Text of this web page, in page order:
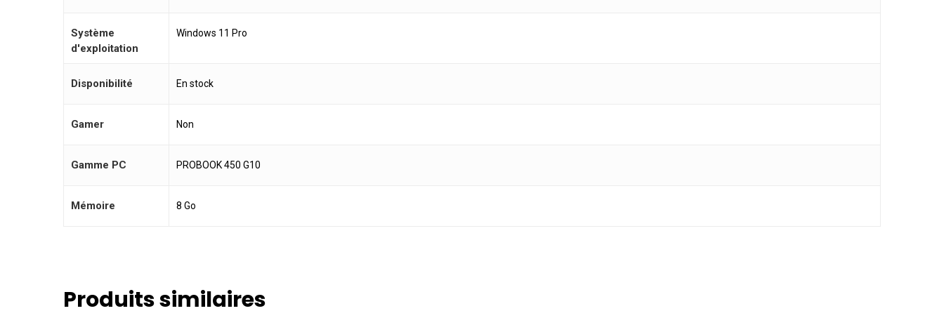
Système
d'exploitation
Windows 11 Pro
Disponibilité En stock
Gamer Non
Gamme PC PROBOOK 450 G10
Mémoire 8 Go
Produits similaires